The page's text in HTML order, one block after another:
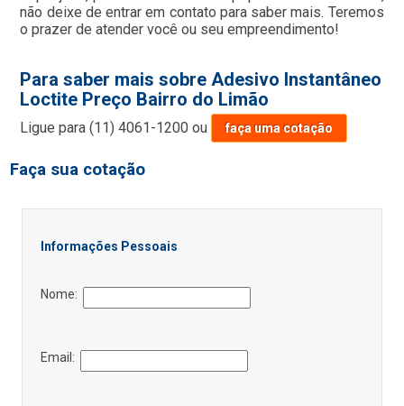
não deixe de entrar em contato para saber mais. Teremos
o prazer de atender você ou seu empreendimento!
Para saber mais sobre Adesivo Instantâneo
Loctite Preço Bairro do Limão
Ligue para(11) 4061-1200 ou faça uma cotação
Faça sua cotação
Informações Pessoais
Nome:
Email: